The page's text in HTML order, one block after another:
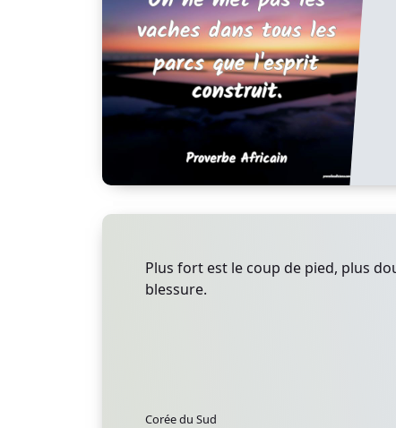
Plus fort est le coup de pied, plus
blessure.
Corée du Sud